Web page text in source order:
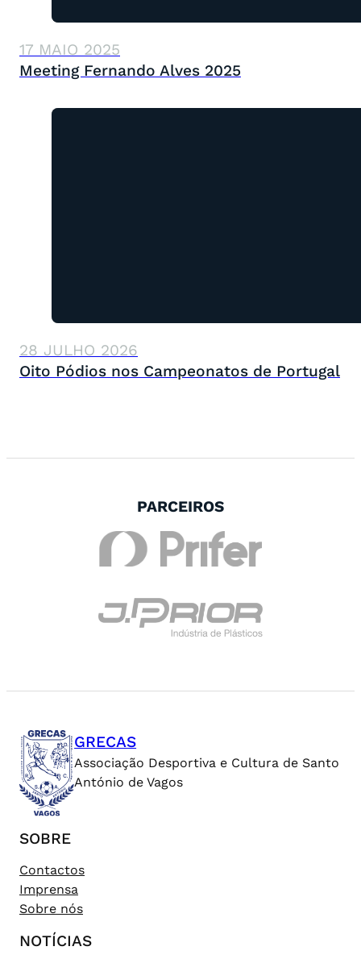
17 MAIO 2025
Meeting Fernando Alves 2025
28 JULHO 2026
Oito Pódios nos Campeonatos de Portugal
PARCEIROS
GRECAS
Associação Desportiva e Cultura de Santo
António de Vagos
SOBRE
Contactos
Imprensa
Sobre nós
NOTÍCIAS